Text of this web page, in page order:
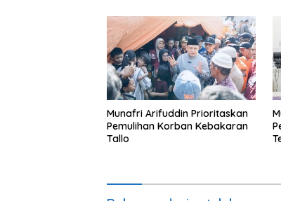
Munafri Arifuddin Prioritaskan
Pemulihan Korban Kebakaran
Tallo